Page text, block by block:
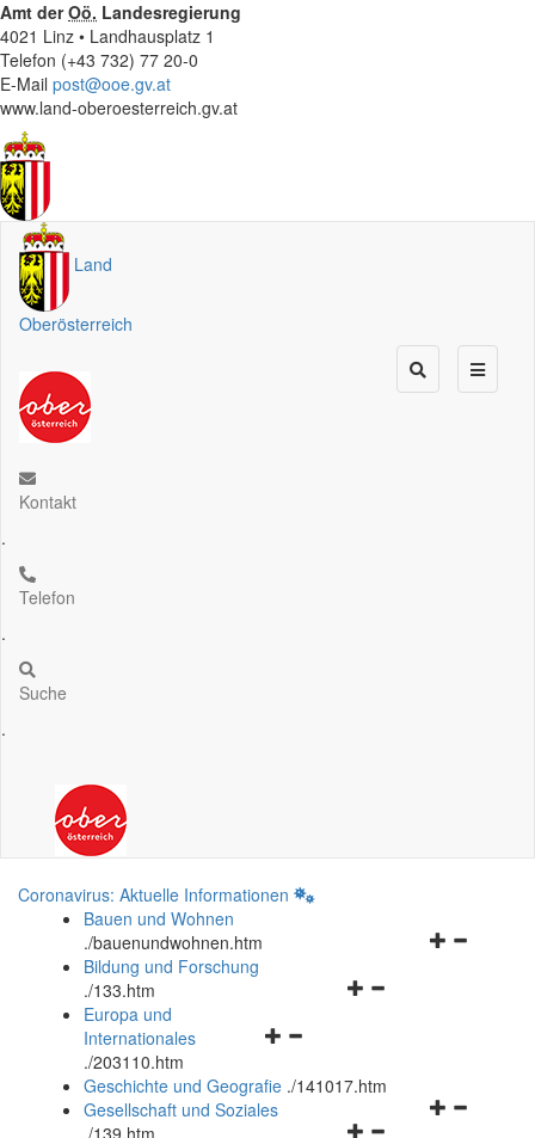
Amt derOö. Landesregierung
4021 Linz • Landhausplatz 1
Telefon (+43 732) 77 20-0
E-Mail post@ooe.gv.at
www.land-oberoesterreich.gv.at
Land
Oberösterreich
Kontakt
.
Telefon
.
Suche
.
Coronavirus: Aktuelle Informationen
Bauen und Wohnen
./bauenundwohnen.htm
Navigationsmenü
Bildung und Forschung
./133.htm
Navigationsmenü
und
schließen
Europa und
Internationales
./203110.htm
Geschichte und Geografie ./141017.htm
Navigationsmenü
Gesellschaft und Soziales
./139.htm